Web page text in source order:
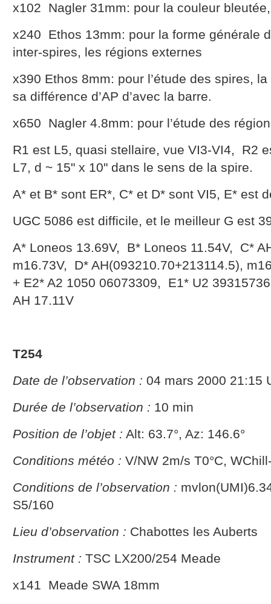
x102 Nagler 31mm: pour la couleur
x240 Ethos 13mm: pour la forme générale
inter-spires, les régions externes
x390 Ethos 8mm: pour l’étude des spires,
sa différence d’AP d’avec la barre.
x650 Nagler 4.8mm: pour l’étude des
R1 est L5, quasi stellaire, vue VI3-VI4, R2
L7, d ~ 15" x 10" dans le sens de la spire.
A* et B* sont ER*, C* et D* sont VI5, E* est
UGC 5086 est difficile, et le meilleur G est
A* Loneos 13.69V, B* Loneos 11.54V, C*
m16.73V, D* AH(093210.70+213114.5),
+ E2* A2 1050 06073309, E1* U2
AH 17.11V
T254
Date de l’observation : 04 mars 2000 21:15
Durée de l’observation : 10 min
Position de l’objet : Alt: 63.7°, Az: 146.6°
Conditions météo : V/NW 2m/s T0°C,
Conditions de l’observation :
S5/160
Lieu d’observation : Chabottes les Auberts
Instrument : TSC LX200/254 Meade
x141 Meade SWA 18mm